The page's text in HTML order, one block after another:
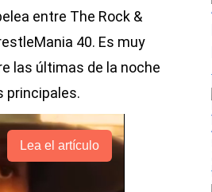
entre The Rock &
40. Es muy
las últimas de la noche
principales.
Lea el artículo